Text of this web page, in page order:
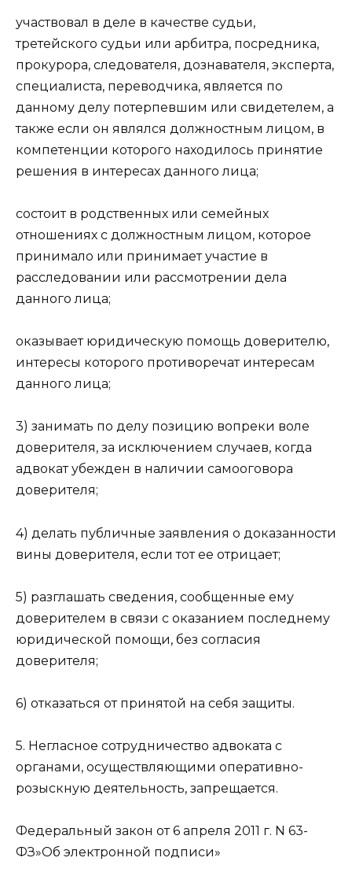
участвовал в деле в качестве судьи,
третейского судьи или арбитра, посредника,
прокурора, следователя, дознавателя, эксперта,
специалиста, переводчика, является по
данному делу потерпевшим или свидетелем, а
также если он являлся должностным лицом, в
компетенции которого находилось принятие
решения в интересах данного лица;
состоит в родственных или семейных
отношениях с должностным лицом, которое
принимало или принимает участие в
расследовании или рассмотрении дела
данного лица;
оказывает юридическую помощь доверителю,
интересы которого противоречат интересам
данного лица;
3) занимать по делу позицию вопреки воле
доверителя, за исключением случаев, когда
адвокат убежден в наличии самооговора
доверителя;
4) делать публичные заявления о доказанности
вины доверителя, если тот ее отрицает;
5) разглашать сведения, сообщенные ему
доверителем в связи с оказанием последнему
юридической помощи, без согласия
доверителя;
6) отказаться от принятой на себя защиты.
5. Негласное сотрудничество адвоката с
органами, осуществляющими оперативно-
розыскную деятельность, запрещается.
Федеральный закон от 6 апреля 2011 г. N 63-
ФЗ»Об электронной подписи»